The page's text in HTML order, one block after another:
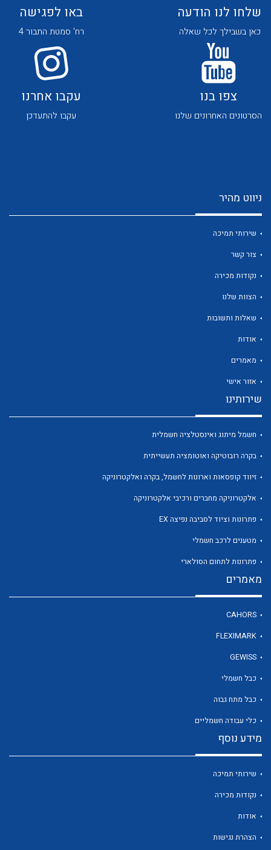
לכל מוצרי היצרן
לכל מוצרי היצרן
לכל מוצרי היצרן
לכל מוצרי היצרן
לכל מוצרי היצרן
שלחו לנו הודעה
כאן בשבילך לכל שאלה
באו לפגישה
רח' סמטת התבור 4
צפו בנו
הסרטונים האחרונים שלנו
עקבו אחרנו
עקבו להתעדכן
ניווט מהיר
שירותי תמיכה
צור קשר
נקודות מכירה
הצוות שלנו
שאלות ותשובות
אודות
מאמרים
אזור אישי
שירותינו
חשמל מיתוג ואינסטלציה חשמלית
בקרה רובוטיקה ואוטומציה תעשייתית
זיווד קופסאות וארונות לחשמל, בקרה ואלקטרוניקה
אלקטרוניקה מחברים ורכיבי אלקטרוניקה
פתרונות וציוד לסביבה נפיצה EX
מטענים לרכב חשמלי
פתרונות לתחום הסולארי
מאמרים
CAHORS
FLEXIMARK
GEWISS
כבל חשמלי
כבל מתח גבוה
כלי עבודה חשמליים
מידע נוסף
שירותי תמיכה
נקודות מכירה
אודות
הצהרת נגישות